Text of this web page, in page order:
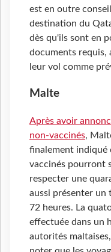
est en outre
destination du
dès qu'ils sont en
documents requis,
leur vol comme
Malte
Après avoir
non-vaccinés,
finalement indiqué
vaccinés pourront
respecter une
aussi présenter un
72 heures. La
effectuée dans un
autorités